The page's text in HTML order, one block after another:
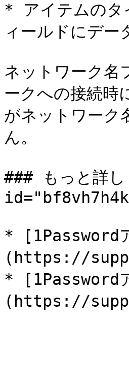
* アイテムのタ
ィールドにデー
ネットワーク
ークへの接続時
がネットワーク
ん。
### もっと詳
* [1Password
(https://
* [1Password